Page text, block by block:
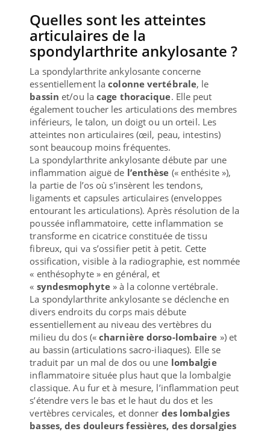
Quelles sont les atteintes
articulaires de la
spondylarthrite ankylosante ?
La spondylarthrite ankylosante concerne
essentiellement lacolonne vertébrale, le
bassin et/ou la cage thoracique. Elle peut
également toucher les articulations des membres
inférieurs, le talon, un doigt ou un orteil. Les
atteintes non articulaires (œil, peau, intestins)
sont beaucoup moins fréquentes.
La spondylarthrite ankylosante débute par une
inflammation aiguë de l’enthèse (« enthésite »),
la partie de l’os où s’insèrent les tendons,
ligaments et capsules articulaires (enveloppes
entourant les articulations). Après résolution de la
poussée inflammatoire, cette inflammation se
transforme en cicatrice constituée de tissu
fibreux, qui va s’ossifier petit à petit. Cette
ossification, visible à la radiographie, est nommée
« enthésophyte » en général, et
« syndesmophyte » à la colonne vertébrale.
La spondylarthrite ankylosante se déclenche en
divers endroits du corps mais débute
essentiellement au niveau des vertèbres du
milieu du dos («charnière dorso-lombaire ») et
au bassin (articulations sacro-iliaques). Elle se
traduit par un mal de dos ou une lombalgie
inflammatoire située plus haut que la lombalgie
classique. Au fur et à mesure, l’inflammation peut
s’étendre vers le bas et le haut du dos et les
vertèbres cervicales, et donner des lombalgies
basses, des douleurs fessières, des dorsalgies